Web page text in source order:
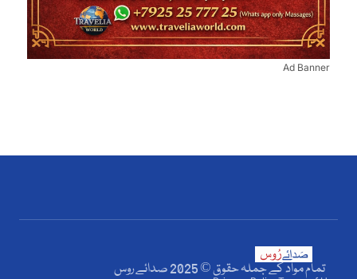
Ad Banner
تمام مواد کے جملہ حقوق © 2025 صدائے روس